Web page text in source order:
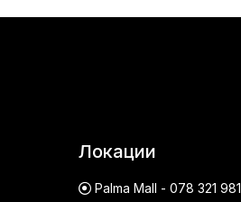
Локации
Palma Mall - 078 321 981